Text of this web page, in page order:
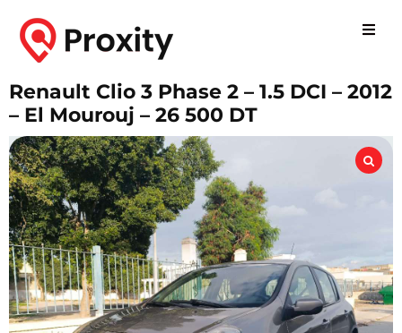
Renault Clio 3 Phase 2 – 1.5 DCI – 2012
– El Mourouj – 26 500 DT